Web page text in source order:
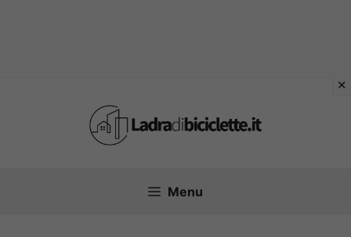
Menu